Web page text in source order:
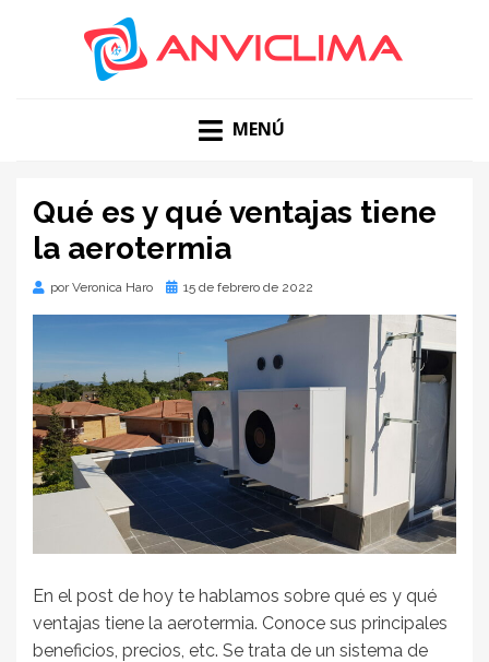
BLOG DE
ANVICLIMA BLOG
TENDENCIAS EN INSTALACIONES, MANTENIMIENTO,
REFORMAS INTEGRALES Y CLIMATIZACIÓN
MENÚ
Qué es y qué ventajas tiene
la aerotermia
porVeronica Haro
Publicado
15 de febrero de 2022
En el post de hoy te hablamos sobre qué es y qué
ventajas tiene la aerotermia. Conoce sus principales
beneficios, precios, etc. Se trata de un sistema de